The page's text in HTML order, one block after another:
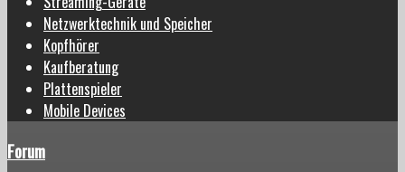
Netzwerktechnik und Speicher
Kopfhörer
Kaufberatung
Plattenspieler
Mobile Devices
Forum